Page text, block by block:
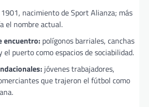
1901, nacimiento de Sport Alianza; más
el nombre actual.
encuentro: polígonos barriales, canchas
el puerto como espacios de sociabilidad.
jóvenes trabajadores,
que trajeron el fútbol como